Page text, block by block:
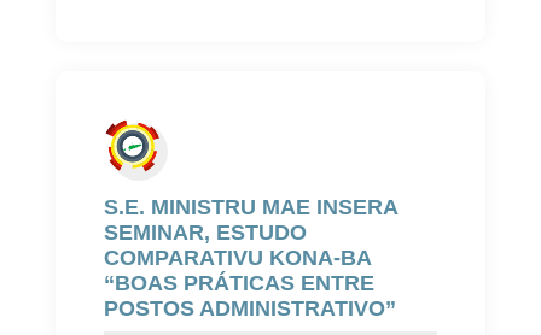
S.E. MINISTRU MAE INSERA
SEMINAR, ESTUDO
COMPARATIVU KONA-BA
“BOAS PRÁTICAS ENTRE
POSTOS ADMINISTRATIVO”